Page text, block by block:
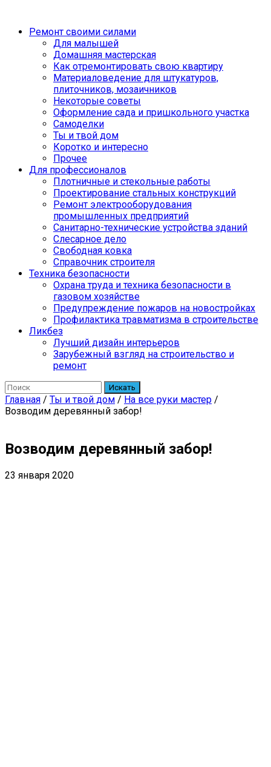
Ремонт своими силами
Для малышей
Домашняя мастерская
Как отремонтировать свою квартиру
Материаловедение для штукатуров,
плиточников, мозаичников
Некоторые советы
Оформление сада и пришкольного участка
Самоделки
Ты и твой дом
Коротко и интересно
Прочее
Для профессионалов
Плотничные и стекольные работы
Проектирование стальных конструкций
Ремонт электрооборудования
промышленных предприятий
Санитарно-технические устройства зданий
Слесарное дело
Свободная ковка
Справочник строителя
Техника безопасности
Охрана труда и техника безопасности в
газовом хозяйстве
Предупреждение пожаров на новостройках
Профилактика травматизма в строительстве
Ликбез
Лучший дизайн интерьеров
Зарубежный взгляд на строительство и
ремонт
Искать
Главная / Ты и твой дом / На все руки мастер /
Возводим деревянный забор!
Возводим деревянный забор!
23 января 2020